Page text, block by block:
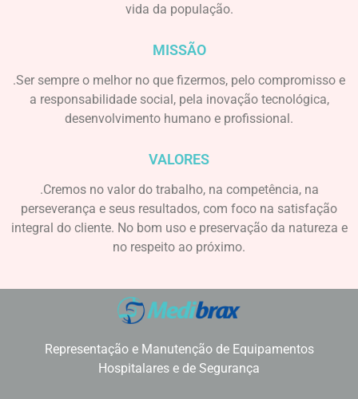
vida da população.
MISSÃO
.Ser sempre o melhor no que fizermos, pelo compromisso e
a responsabilidade social, pela inovação tecnológica,
desenvolvimento humano e profissional.
VALORES
.Cremos no valor do trabalho, na competência, na
perseverança e seus resultados, com foco na satisfação
integral do cliente. No bom uso e preservação da natureza e
no respeito ao próximo.
Representação e Manutenção de Equipamentos
Hospitalares e de Segurança